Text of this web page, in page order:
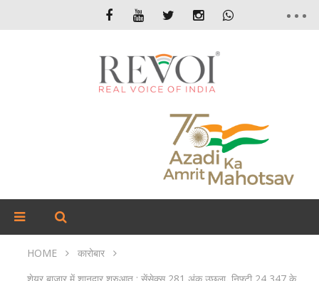
HOME
कारोबार